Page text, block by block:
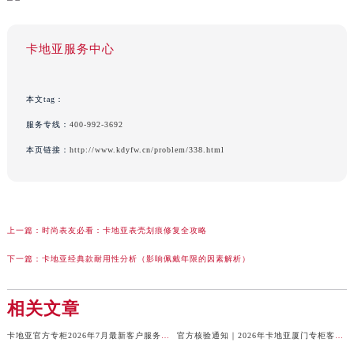
卡地亚服务中心
本文tag：
服务专线： 400-992-3692
本页链接： http://www.kdyfw.cn/problem/338.html
上一篇： 时尚表友必看：卡地亚表壳划痕修复全攻略
下一篇： 卡地亚经典款耐用性分析（影响佩戴年限的因素解析）
相关文章